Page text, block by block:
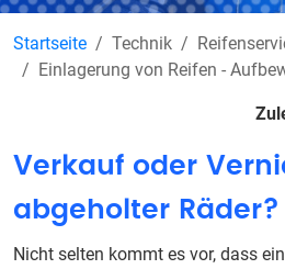
Startseite Technik
Einlagerung von Reifen -
Verkauf oder
abgeholter Räder?
Nicht selten kommt es vor, dass